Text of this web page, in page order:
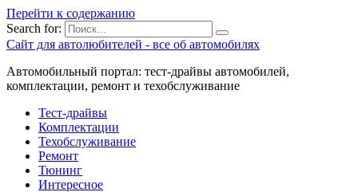
Перейти к содержанию
Search for:
Сайт для автолюбителей - все об автомобилях
Автомобильный портал: тест-драйвы автомобилей,
комплектации, ремонт и техобслуживание
Тест-драйвы
Комплектации
Техобслуживание
Ремонт
Тюнинг
Интересное